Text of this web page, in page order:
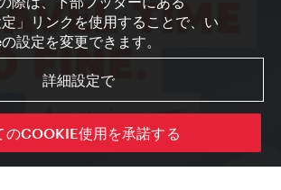
定」リンクを使用することで、い
設定を変更できます。
詳細設定で
のCOOKIE使用を承諾する